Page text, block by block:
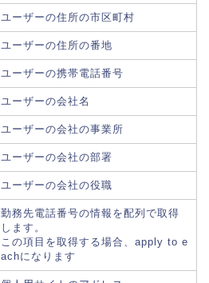
ユーザーの住所の市区町村
ユーザーの住所の番地
ユーザーの携帯電話番号
ユーザーの会社名
ユーザーの会社の事業所
ユーザーの会社の部署
ユーザーの会社の役職
勤務先電話番号の情報を配列で取得
します。
この項目を取得する場合、apply to e
achになります